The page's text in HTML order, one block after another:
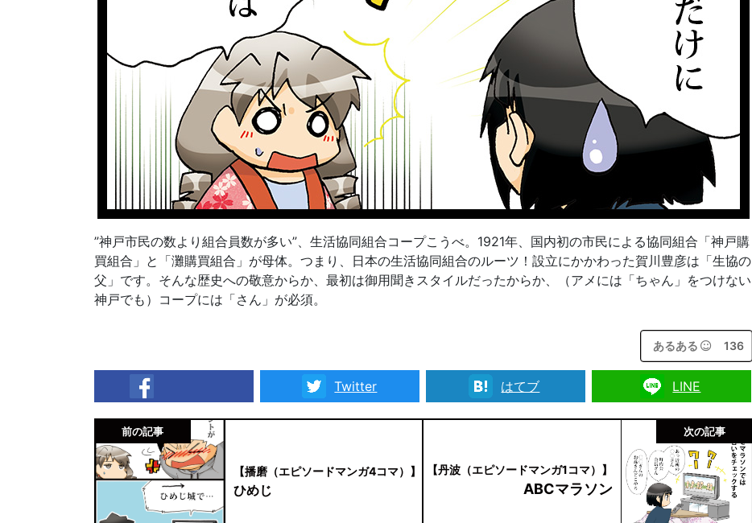
”神戸市民の数より組合員数が多い”、生活協同組合コープこうべ。1921年、国内初の市民による協同組合「神戸購
買組合」と「灘購買組合」が母体。つまり、日本の生活協同組合のルーツ！設立にかかわった賀川豊彦は「生協の
父」です。そんな歴史への敬意からか、最初は御用聞きスタイルだったからか、（アメには「ちゃん」をつけない
神戸でも）コープには「さん」が必須。
あるある 136
facebook
Twitter はてブ LINE
前の記事
【播磨（エピソードマンガ4コマ）】
ひめじ
次の記事
【丹波（エピソードマンガ1コマ）】
ABCマラソン